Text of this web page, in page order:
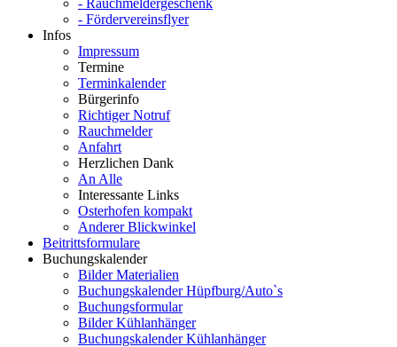
- Rauchmeldergeschenk
- Fördervereinsflyer
Infos
Impressum
Termine
Terminkalender
Bürgerinfo
Richtiger Notruf
Rauchmelder
Anfahrt
Herzlichen Dank
An Alle
Interessante Links
Osterhofen kompakt
Anderer Blickwinkel
Beitrittsformulare
Buchungskalender
Bilder Materialien
Buchungskalender Hüpfburg/Auto`s
Buchungsformular
Bilder Kühlanhänger
Buchungskalender Kühlanhänger